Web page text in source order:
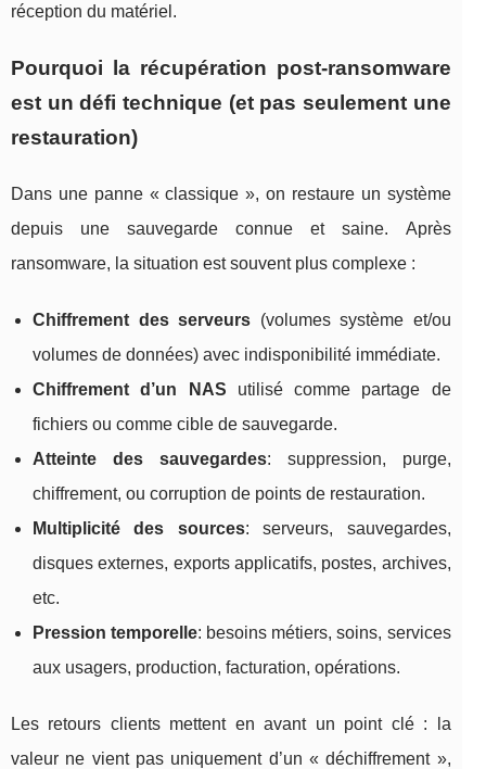
réception du matériel.
Pourquoi la récupération post-ransomware
est un défi technique (et pas seulement une
restauration)
Dans une panne « classique », on restaure un système
depuis une sauvegarde connue et saine. Après
ransomware, la situation est souvent plus complexe :
Chiffrement des serveurs (volumes système et/ou
volumes de données) avec indisponibilité immédiate.
Chiffrement d’un NAS utilisé comme partage de
fichiers ou comme cible de sauvegarde.
Atteinte des sauvegardes: suppression, purge,
chiffrement, ou corruption de points de restauration.
Multiplicité des sources: serveurs, sauvegardes,
disques externes, exports applicatifs, postes, archives,
etc.
Pression temporelle: besoins métiers, soins, services
aux usagers, production, facturation, opérations.
Les retours clients mettent en avant un point clé : la
valeur ne vient pas uniquement d’un « déchiffrement »,